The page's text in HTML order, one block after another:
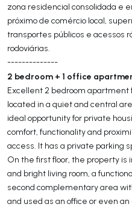
zona residencial consolidada e
próximo de comércio local,
transportes públicos e acessos
rodoviárias.
--------------
2 bedroom + 1 office
Excellent 2 bedroom apartment
located in a quiet and central
ideal opportunity for private
comfort, functionality and
access. It has a private parking
On the first floor, the property is
and bright living room, a
second complementary area
and used as an office or even